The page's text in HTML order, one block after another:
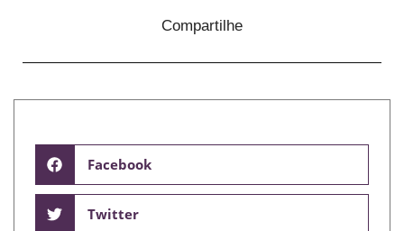
Compartilhe
Facebook
Twitter